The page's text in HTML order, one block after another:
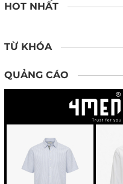
HOT NHẤT
TỪ KHÓA
QUẢNG CÁO